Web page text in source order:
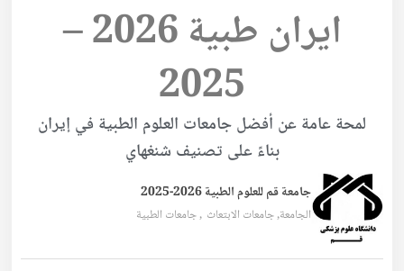
ايران طبية 2026 –
2025
لمحة عامة عن أفضل جامعات العلوم الطبية في إيران
بناءً على تصنيف شنغهاي
جامعة قم للعلوم الطبية 2026-2025
الجامعة,جامعات الابتعاث ,جامعات الطبية